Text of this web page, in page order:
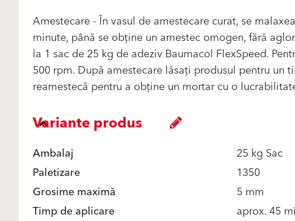
Amestecare - În vasul de amestecare curat, se
minute, până se obţine un amestec omogen, fără
la 1 sac de 25 kg de adeziv Baumacol FlexSpeed.
500 rpm. După amestecare lăsaţi produsul pentru un
reamestecă pentru a obţine un mortar cu o
Variante produs
Ambalaj
25 kg Sac
Paletizare
1350
Grosime maximă
5 mm
Timp de aplicare
aprox. 45